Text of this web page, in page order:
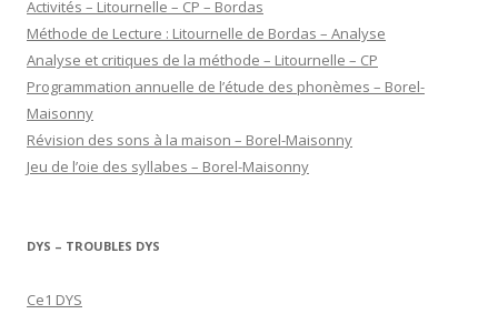
Activités – Litournelle – CP – Bordas
Méthode de Lecture : Litournelle de Bordas – Analyse
Analyse et critiques de la méthode – Litournelle – CP
Programmation annuelle de l’étude des phonèmes – Borel-
Maisonny
Révision des sons à la maison – Borel-Maisonny
Jeu de l’oie des syllabes – Borel-Maisonny
DYS – TROUBLES DYS
Ce1 DYS